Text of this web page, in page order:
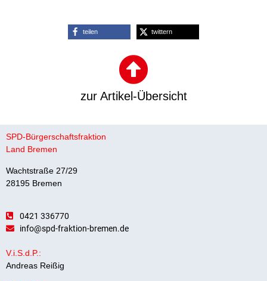
teilen twittern
zur Artikel-Übersicht
SPD-Bürgerschaftsfraktion
Land Bremen
Wachtstraße 27/29
28195 Bremen
0421 336770
info@spd-fraktion-bremen.de
V.i.S.d.P.:
Andreas Reißig